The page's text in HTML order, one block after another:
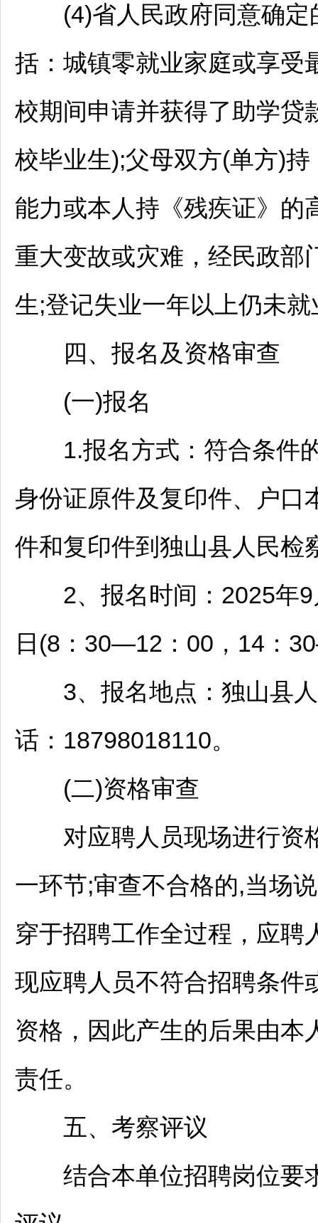
(4)省人民政府同意确定
括：城镇零就业家庭或享受
校期间申请并获得了助学贷
校毕业生);父母双方(单方)
能力或本人持《残疾证》的
重大变故或灾难，经民政部
生;登记失业一年以上仍未
四、报名及资格审查
(一)报名
1.报名方式：符合条件的
身份证原件及复印件、户口
件和复印件到独山县人民检
2、报名时间：2025年9
日(8：30—12：00，14：
3、报名地点： 独山县
话：18798018110。
(二)资格审查
对应聘人员现场进行资
一环节;审查不合格的,当场
穿于招聘工作全过程，应聘
现应聘人员不符合招聘条件
资格，因此产生的后果由本
责任。
五、考察评议
结合本单位招聘岗位要